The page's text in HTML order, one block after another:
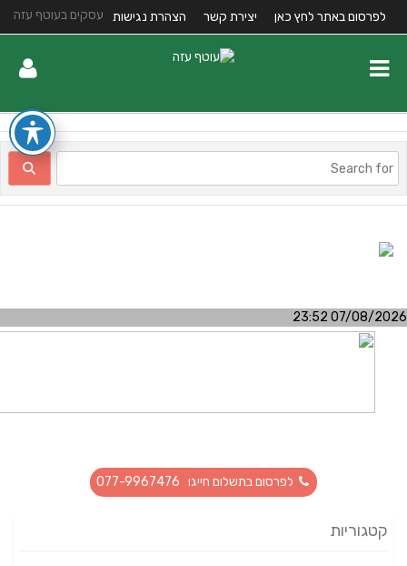
עסקים בעוטף עזה לפרסום באתר לחץ כאן יצירת קשר הצהרת נגישות
07/08/2026
לפרסום בתשלום חייגו 077-9967476
קטגוריות